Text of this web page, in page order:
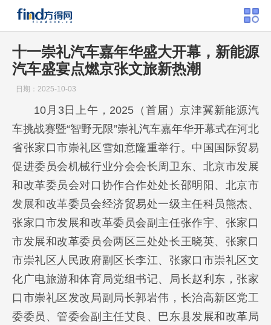
十一崇礼汽车嘉年华盛大开幕，新能源
汽车盛宴点燃京张文旅新热潮
日期：2025-10-03
10月3日上午，2025（首届）京津冀新能源汽
车挑战赛暨“智野无限”崇礼汽车嘉年华开幕式在河北
省张家口市崇礼区雪如意隆重举行。中国国际贸易
促进委员会机械行业分会会长周卫东、北京市发展
和改革委员会对口协作合作处处长邵明阳、北京市
发展和改革委员会经济贸易处一级主任科员熊杰、
张家口市发展和改革委员会副主任张作宇、张家口
市发展和改革委员会两区三处处长王晓英、张家口
市崇礼区人民政府副区长李江、张家口市崇礼区文
化广电旅游和体育局党组书记、局长赵利东，张家
口市崇礼区发改局副局长郭岩伟，长治高新区党工
委委员、管委会副主任艾良、巴东县发展和改革局